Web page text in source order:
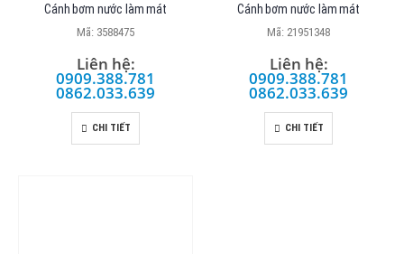
Cánh bơm nước làm mát
Mã: 3588475
Liên hệ:
0909.388.781
0862.033.639
CHI TIẾT
Cánh bơm nước làm mát
Mã: 21951348
Liên hệ:
0909.388.781
0862.033.639
CHI TIẾT